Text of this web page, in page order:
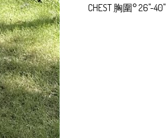
CHEST 胸圍° 26"-40"